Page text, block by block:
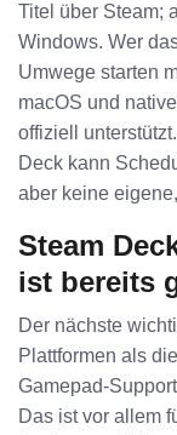
Titel über Steam;
Windows. Wer
Umwege starten
macOS und
offiziell
Deck kann
aber keine
Steam
ist bereits
Der nächste
Plattformen als
Gamepad-
Das ist vor allem